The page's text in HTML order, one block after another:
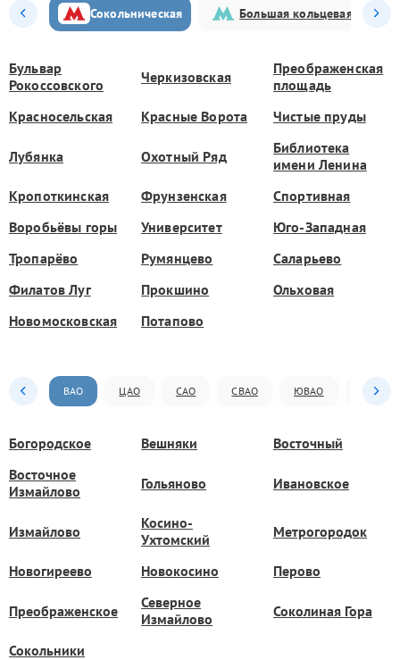
Сокольническая Большая кольцевая
Бульвар
Рокоссовского
Черкизовская
Преображенская
площадь
Красносельская
Красные Ворота Чистые пруды
Лубянка Охотный Ряд
Библиотека
имени Ленина
Кропоткинская
Фрунзенская
Спортивная
Воробьёвы горы
Университет
Юго-Западная
Тропарёво
Румянцево
Саларьево
Филатов Луг
Прокшино
Ольховая
Новомосковская
Потапово
ВАО ЦАО САО СВАО ЮВАО ЮАО
Богородское Вешняки
Восточный
Восточное
Измайлово
Гольяново Ивановское
Измайлово
Косино-
Ухтомский
Метрогородок
Новогиреево Новокосино Перово
Преображенское
Северное
Измайлово
Соколиная Гора
Сокольники